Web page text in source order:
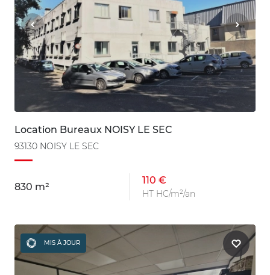
Location Bureaux NOISY LE SEC
93130 NOISY LE SEC
830 m²
110 €
HT HC/m²/an
MIS À JOUR